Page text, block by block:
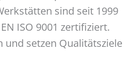
sind seit 1999
ISO 9001 zertifiziert.
und setzen Qualitätsziele